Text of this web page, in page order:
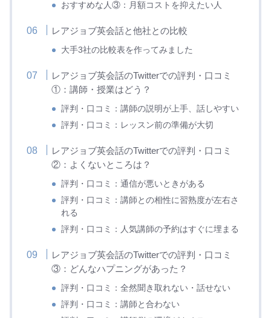
おすすめな人③：月額コストを抑えたい人
レアジョブ英会話と他社との比較
大手3社の比較表を作ってみました
レアジョブ英会話のTwitterでの評判・口コミ
①：講師・授業はどう？
評判・口コミ：講師の説明が上手、話しやすい
評判・口コミ：レッスン前の準備が大切
レアジョブ英会話のTwitterでの評判・口コミ
②：よくないところは？
評判・口コミ：通信が悪いときがある
評判・口コミ：講師との相性に習熟度が左右さ
れる
評判・口コミ：人気講師の予約はすぐに埋まる
レアジョブ英会話のTwitterでの評判・口コミ
③：どんなハプニングがあった？
評判・口コミ：全然聞き取れない・話せない
評判・口コミ：講師と合わない